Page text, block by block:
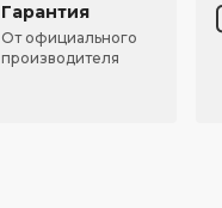
Гарантия
От официального
производителя